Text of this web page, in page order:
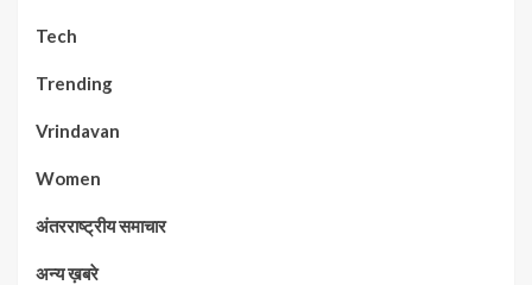
Tech
Trending
Vrindavan
Women
अंतरराष्ट्रीय समाचार
अन्य ख़बरे